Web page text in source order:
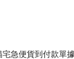
宅急便貨到付款單